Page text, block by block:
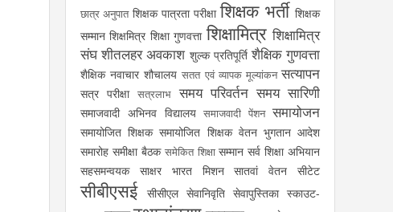
छात्र अनुपात शिक्षक पात्रता परीक्षा शिक्षक भर्ती शिक्षक
सम्मान शिक्षमित्र शिक्षा गुणवत्ता शिक्षामित्र शिक्षामित्र
संघ शीतलहर अवकाश शुल्क प्रतिपूर्ति शैक्षिक गुणवत्ता
शैक्षिक नवाचार शौचालय सतत एवं व्यापक मूल्यांकन सत्यापन
सत्र परीक्षा सत्रलाभ समय परिवर्तन समय सारिणी
समाजवादी अभिनव विद्यालय समाजवादी पेंशन समायोजन
समायोजित शिक्षक समायोजित शिक्षक वेतन भुगतान आदेश
समारोह समीक्षा बैठक समेकित शिक्षा सम्मान सर्व शिक्षा अभियान
सहसमन्वयक
साक्षर भारत मिशन सातवां वेतन सीटेट
सीबीएसई सीसीएल सेवानिवृति सेवापुस्तिका स्काउट-